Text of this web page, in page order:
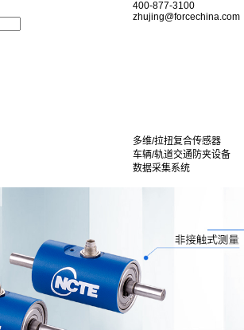
400-877-3100
zhujing@forcechina.com
多维/拉扭复合传感器
车辆/轨道交通防夹设备
数据采集系统